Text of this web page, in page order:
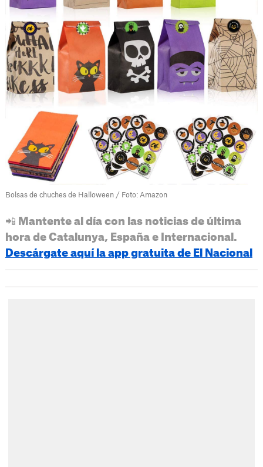
Bolsas de chuches de Halloween / Foto: Amazon
📲 Mantente al día con las noticias de última
hora de Catalunya, España e Internacional.
Descárgate aquí la app gratuita de El Nacional